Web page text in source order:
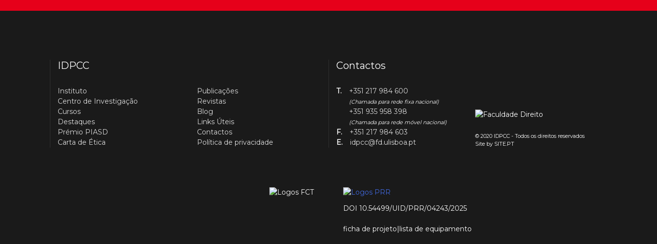
IDPCC
Instituto
Centro de Investigação
Cursos
Destaques
Prémio PIASD
Carta de Ética
Publicações
Revistas
Blog
Links Úteis
Contactos
Política de privacidade
Contactos
T. +351 217 984 600
(Chamada para rede fixa nacional)
+351 935 958 398
(Chamada para rede móvel nacional)
F.
+351 217 984 603
E.
idpcc@fd.ulisboa.pt
© 2020 IDPCC - Todos os direitos reservados
Site by SITE.PT
DOI 10.54499/UID/PRR/04243/2025
ficha de projeto|lista de equipamento